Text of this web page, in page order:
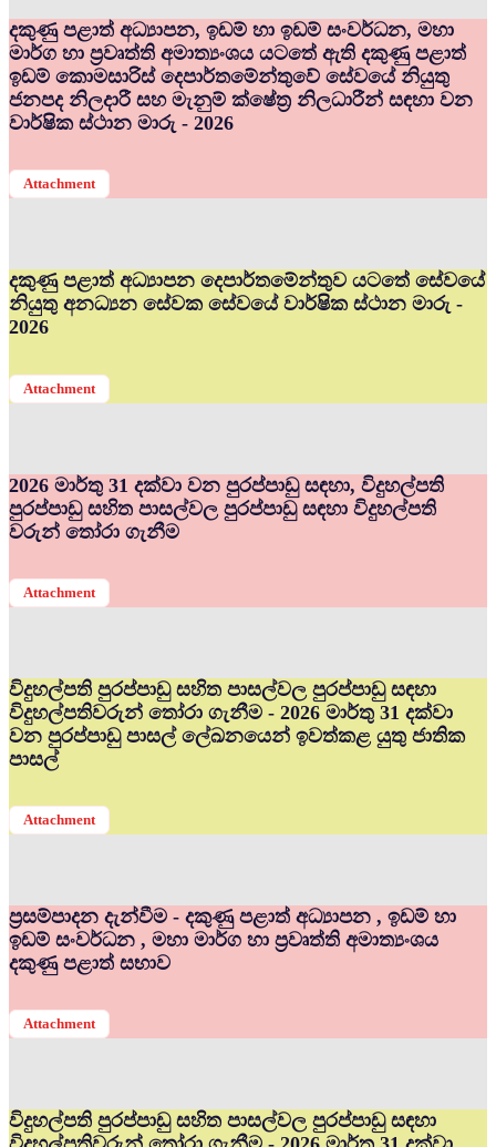
දකුණු පළාත් අධ්‍යාපන, ඉඩම් හා ඉඩම් සංවර්ධන, මහා
මාර්ග හා ප්‍රවෘත්ති අමාත්‍යංශය යටතේ ඇති දකුණු පළාත්
ඉඩම් කොමසාරිස් දෙපාර්තමේන්තුවේ සේවයේ නියුතු
ජනපද නිලදාරී සහ මැනුම් ක්ෂේත්‍ර නිලධාරීන් සඳහා වන
වාර්ෂික ස්ථාන මාරු - 2026
Attachment
දකුණු පළාත් අධ්‍යාපන දෙපාර්තමේන්තුව යටතේ සේවයේ
නියුතු අනධ්‍යන සේවක සේවයේ වාර්ෂික ස්ථාන මාරු -
2026
Attachment
2026 මාර්තු 31 දක්වා වන පුරප්පාඩු සඳහා, විදුහල්පති
පුරප්පාඩු සහිත පාසල්වල පුරප්පාඩු සඳහා විදුහල්පති
වරුන් තෝරා ගැනීම
Attachment
විදුහල්පති පුරප්පාඩු සහිත පාසල්වල පුරප්පාඩු සඳහා
විදුහල්පතිවරුන් තෝරා ගැනීම - 2026 මාර්තු 31 දක්වා
වන පුරප්පාඩු පාසල් ලේඛනයෙන් ඉවත්කළ යුතු ජාතික
පාසල්
Attachment
ප්‍රසම්පාදන දැන්වීම - දකුණු පළාත් අධ්‍යාපන , ඉඩම් හා
ඉඩම් සංවර්ධන , මහා මාර්ග හා ප්‍රවෘත්ති අමාත්‍යංශය
දකුණු පළාත් සභාව
Attachment
විදුහල්පති පුරප්පාඩු සහිත පාසල්වල පුරප්පාඩු සඳහා